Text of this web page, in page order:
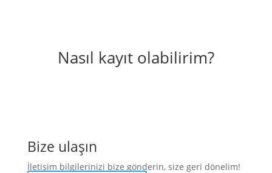
Nasıl kayıt olabilirim?
Bize ulaşın
İletişim bilgilerinizi bize gönderin, size geri dönelim!